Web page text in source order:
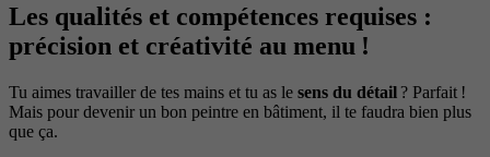
Les qualités et compétences requises :
précision et créativité au menu !
Tu aimes travailler de tes mains et tu as le sens du détail ? Parfait !
Mais pour devenir un bon peintre en bâtiment, il te faudra bien plus
que ça.